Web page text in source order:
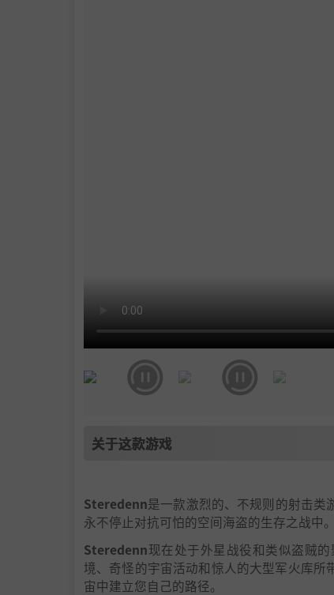
关于这款游戏
Steredenn是一款激烈的、不规则的射击类
永不停止对抗可怕的空间海盗的生存之战中。
Steredenn现在处于外星战役和类似盗贼
境、奇怪的宇宙活动和惊人的大型军火库
宙中建立您自己的路径。